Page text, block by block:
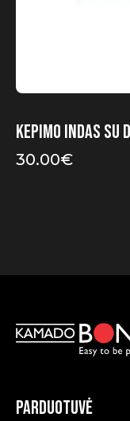
Kepimo indas su
30.00€
Parduotuvė